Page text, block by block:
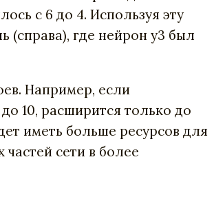
с 6 до 4. Используя эту
(справа), где нейрон y3 был
Например, если
10, расширится только до
иметь больше ресурсов для
сети в более